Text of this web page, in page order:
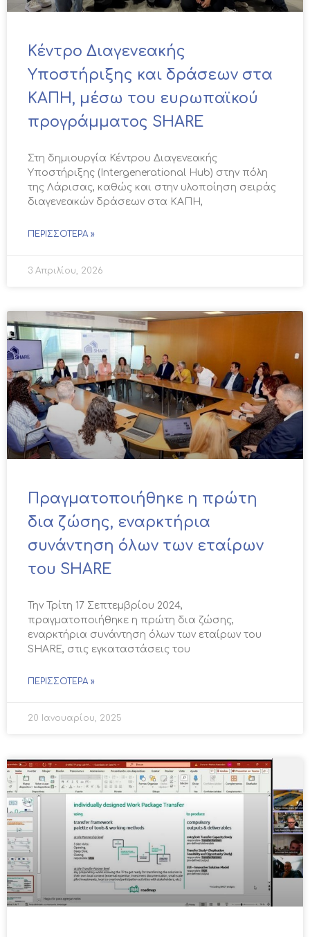
Κέντρο Διαγενεακής
Υποστήριξης και δράσεων στα
ΚΑΠΗ, μέσω του ευρωπαϊκού
προγράμματος SHARE
Στη δημιουργία Κέντρου Διαγενεακής
Υποστήριξης (Intergenerational Hub) στην πόλη
της Λάρισας, καθώς και στην υλοποίηση σειράς
διαγενεακών δράσεων στα ΚΑΠΗ,
ΠΕΡΙΣΣΌΤΕΡΑ »
3 Απριλίου, 2026
Πραγματοποιήθηκε η πρώτη
δια ζώσης, εναρκτήρια
συνάντηση όλων των εταίρων
του SHARE
Την Τρίτη 17 Σεπτεμβρίου 2024,
πραγματοποιήθηκε η πρώτη δια ζώσης,
εναρκτήρια συνάντηση όλων των εταίρων του
SHARE, στις εγκαταστάσεις του
ΠΕΡΙΣΣΌΤΕΡΑ »
20 Ιανουαρίου, 2025